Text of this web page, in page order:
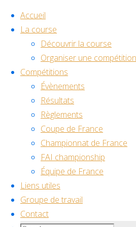
content
Accueil
La course
Découvrir la course
Organiser une compétition
Compétitions
Évènements
Résultats
Règlements
Coupe de France
Championnat de France
FAI championship
Équipe de France
Liens utiles
Groupe de travail
Contact
Facebook YoutubeDiscord
©2024 Drone Racing